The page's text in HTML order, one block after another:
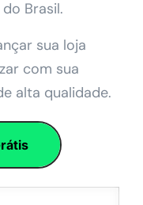
Brasil.
sua loja
com sua
alta qualidade.